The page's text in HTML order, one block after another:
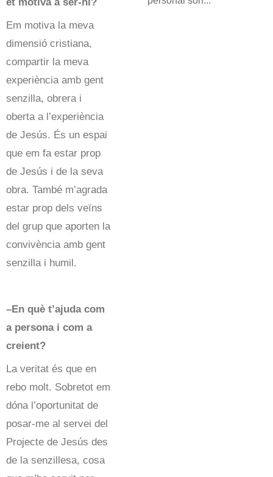
Em motiva la meva
dimensió cristiana,
compartir la meva
experiència amb gent
senzilla, obrera i
oberta a l’experiència
de Jesús. És un espai
que em fa estar prop
de Jesús i de la seva
obra. També m’agrada
estar prop dels veïns
del grup que aporten la
convivència amb gent
senzilla i humil.
–En què t’ajuda com
a persona i com a
creient?
La veritat és que en
rebo molt. Sobretot em
dóna l’oportunitat de
posar-me al servei del
Projecte de Jesús des
de la senzillesa, cosa